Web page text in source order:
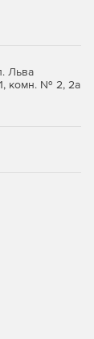
Льва
комн. № 2, 2а